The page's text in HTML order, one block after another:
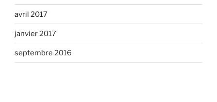
avril 2017
janvier 2017
septembre 2016